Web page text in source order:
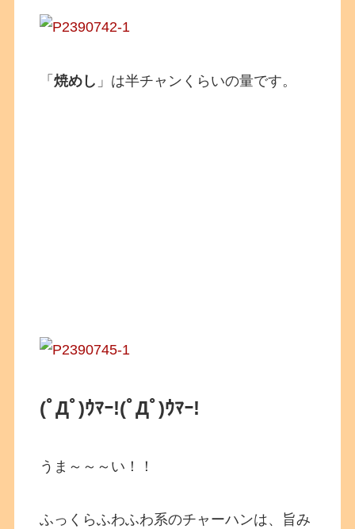
「焼めし 」は半チャンくらいの量です。
(ﾟДﾟ)ｳﾏｰ!(ﾟДﾟ)ｳﾏｰ!
うま～～～い！！
ふっくらふわふわ系のチャーハンは、旨み